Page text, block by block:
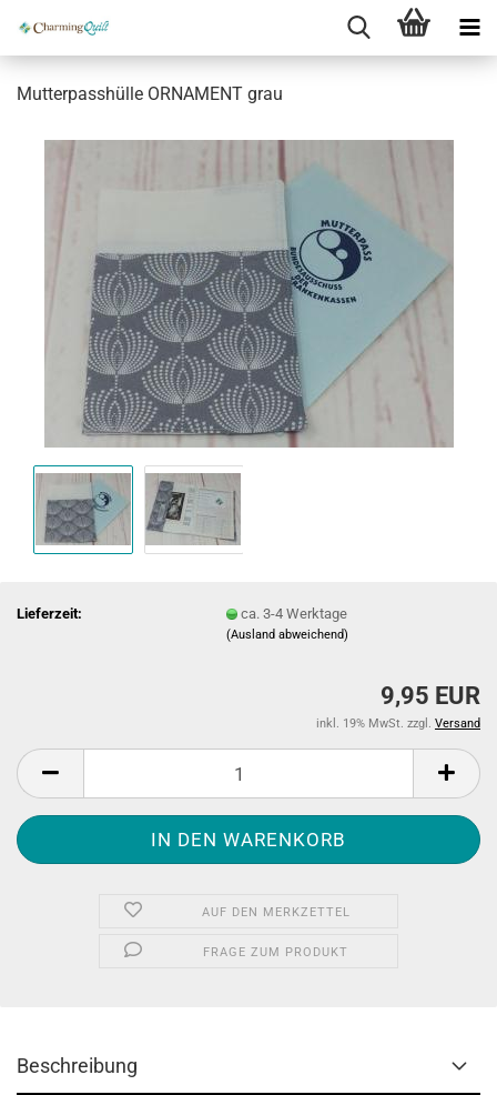
Mutterpasshülle ORNAMENT grau
Lieferzeit: ca. 3-4 Werktage
(Ausland abweichend)
9,95 EUR
inkl. 19% MwSt. zzgl. Versand
AUF DEN MERKZETTEL
FRAGE ZUM PRODUKT
Beschreibung